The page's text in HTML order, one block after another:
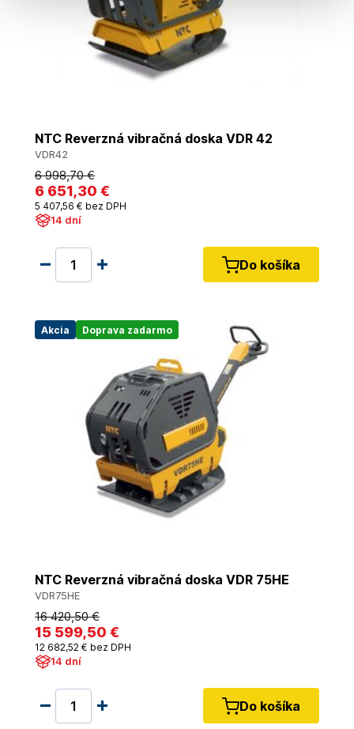
NTC Reverzná vibračná doska VDR 42
VDR42
6 998,70 €
6 651,30 €
5 407,56 € bez DPH
14 dní
Do košíka
Akcia Doprava zadarmo
NTC Reverzná vibračná doska VDR 75HE
VDR75HE
16 420,50 €
15 599,50 €
12 682,52 € bez DPH
14 dní
Do košíka